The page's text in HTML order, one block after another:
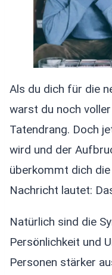
Als du dich für die
warst du noch
Tatendrang. Doch
wird und der
überkommt dich
Nachricht lautet:
Natürlich sind die
Persönlichkeit und
Personen stärker